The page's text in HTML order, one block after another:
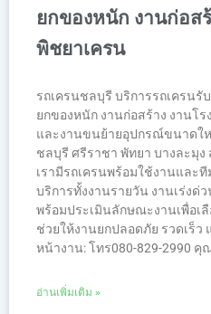
ยกของหนัก งานก่อส
พิชยาเครน
รถเครนชลบุรี บริการรถเครน
ยกของหนัก งานก่อสร้าง งานโร
และงานขนย้ายอุปกรณ์ขนาดใ
ชลบุรี ศรีราชา พัทยา บางละมุง
เรามีรถเครนพร้อมใช้งานและ
บริการทั้งงานรายวัน งานเร่งด่
พร้อมประเมินลักษณะงานเพื่อเ
ช่วยให้งานยกปลอดภัย รวดเร็
หน้างาน: โทร080-829-2990 คุ
อ่านเพิ่มเติม »